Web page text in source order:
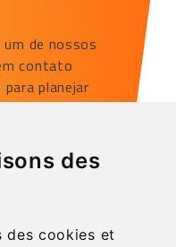
des
des cookies et
um de nossos
contato
planejar
a